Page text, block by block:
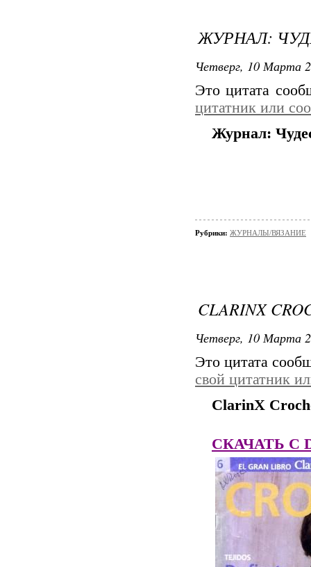
ЖУРНАЛ:
Четверг, 10 Марта
Это цитата
цитатник или
Журнал:
Рубрики: ЖУРНАЛЫ/ВЯЗАНИЕ
CLARINX
Четверг, 10 Марта
Это цитата
свой цитатник
ClarinX
СКАЧАТЬ C